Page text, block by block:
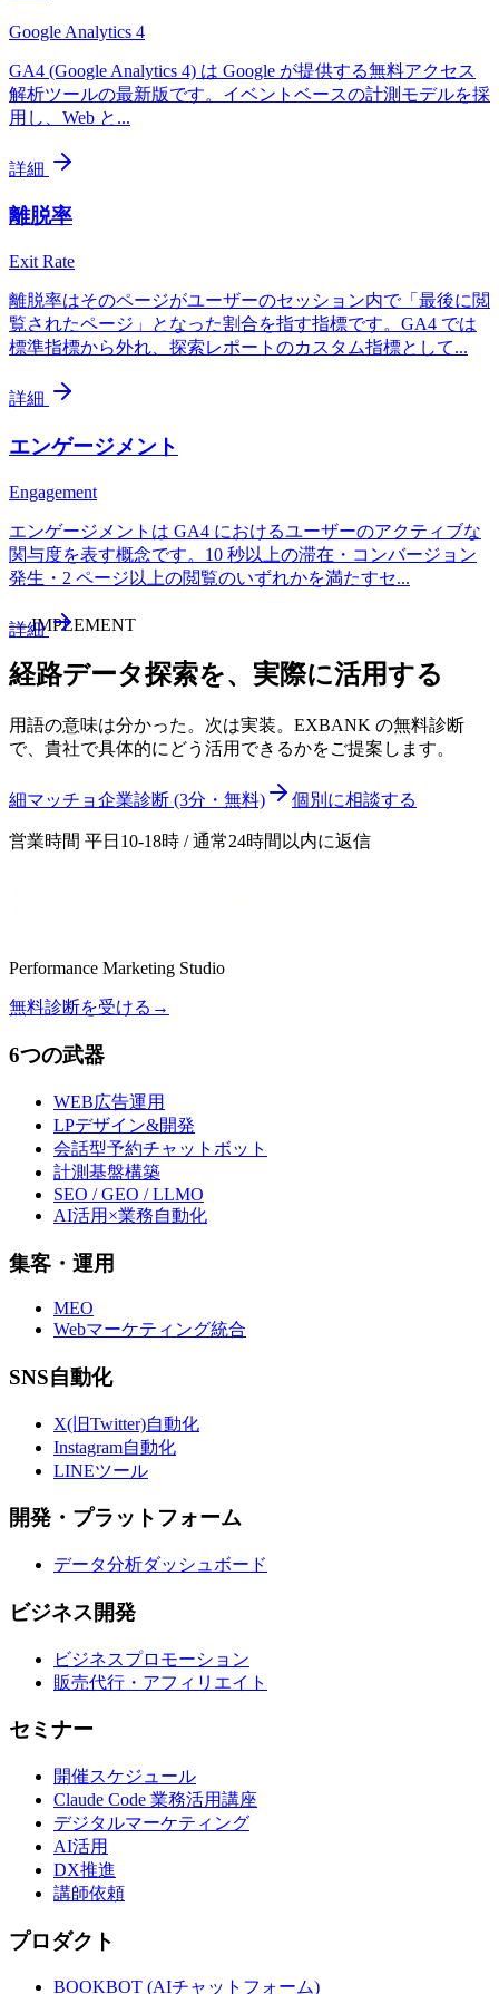
Google Analytics 4
GA4 (Google Analytics 4) は Google が提供する無料アクセス
解析ツールの最新版です。イベントベースの計測モデルを採
用し、Web と ...
詳細
離脱率
Exit Rate
離脱率はそのページがユーザーのセッション内で「最後に閲
覧されたページ」となった割合を指す指標です。GA4 では
標準指標から外れ、探索レポートのカスタム指標として...
詳細
エンゲージメント
Engagement
エンゲージメントは GA4 におけるユーザーのアクティブな
関与度を表す概念です。10 秒以上の滞在・コンバージョン
発生・2 ページ以上の閲覧のいずれかを満たすセ...
詳細
—IMPLEMENT
経路データ探索を、実際に活用する
用語の意味は分かった。次は実装。EXBANK の無料診断
で、貴社で具体的にどう活用できるかをご提案します。
細マッチョ企業診断 (3分・無料) 個別に相談する
営業時間 平日10-18時 / 通常24時間以内に返信
Performance Marketing Studio
無料診断を受ける →
6つの武器
WEB広告運用
LPデザイン&開発
会話型予約チャットボット
計測基盤構築
SEO / GEO / LLMO
AI活用×業務自動化
集客・運用
MEO
Webマーケティング統合
SNS自動化
X(旧Twitter)自動化
Instagram自動化
LINEツール
開発・プラットフォーム
データ分析ダッシュボード
ビジネス開発
ビジネスプロモーション
販売代行・アフィリエイト
セミナー
開催スケジュール
Claude Code 業務活用講座
デジタルマーケティング
AI活用
DX推進
講師依頼
プロダクト
BOOKBOT (AIチャットフォーム)